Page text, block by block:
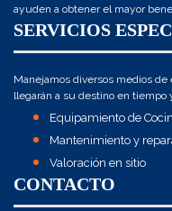
ayuden a obtener el mayor
SERVICIOS
Manejamos diversos medios
llegarán a su destino en tiempo
Equipamiento de
Mantenimiento y
Valoración en sitio
CONTACTO